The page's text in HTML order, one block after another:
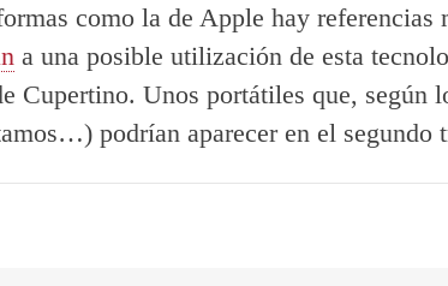
como la de Apple hay referencias
a una posible utilización de esta
Cupertino. Unos portátiles que, según
podrían aparecer en el segundo